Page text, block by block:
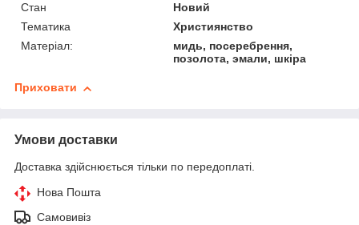
Стан
Новий
Тематика
Християнство
Матеріал:
мидь, посеребрення,
позолота, эмали, шкіра
Приховати
Умови доставки
Доставка здійснюється тільки по передоплаті.
Нова Пошта
Самовивіз